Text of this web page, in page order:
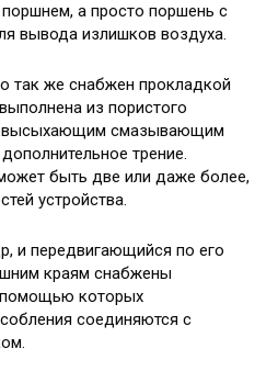
а просто поршень с
вывода излишков воздуха.
так же снабжен прокладкой
из пористого
смазывающим
трение.
быть две или даже более,
устройства.
и передвигающийся по его
краям снабжены
помощью которых
соединяются с